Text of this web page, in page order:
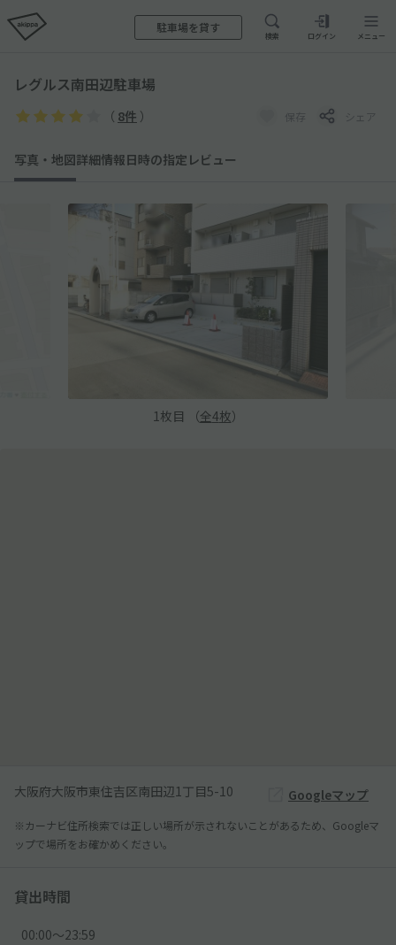
駐車場を貸す
検索 ログイン メニュー
レグルス南田辺駐車場
（ 8件 ） 保存 シェア
写真・地図詳細情報日時の指定 レビュー
1 枚目 （全4枚）
大阪府大阪市東住吉区南田辺1丁目5-10 Googleマップ
※カーナビ住所検索では正しい場所が示されないことがあるため、Googleマ
ップで場所をお確かめください。
貸出時間
00:00〜23:59